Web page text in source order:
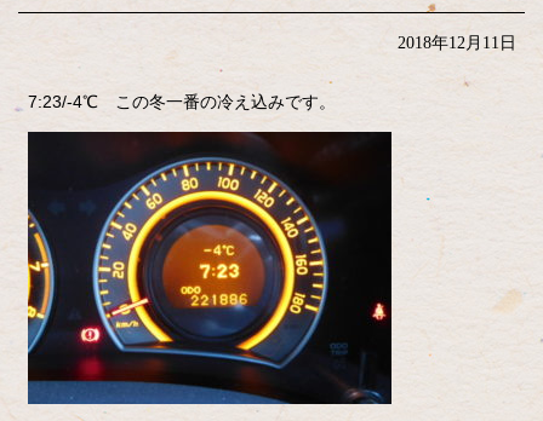
2018年12月11日
7:23/-4℃ この冬一番の冷え込みです。